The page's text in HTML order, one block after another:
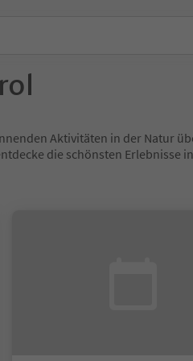
Aktivitäten in der Natur
die schönsten Erlebnisse